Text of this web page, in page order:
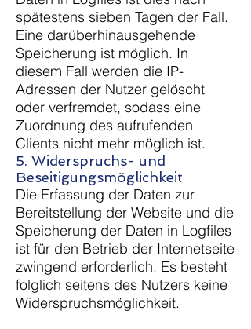
spätestens sieben Tagen der Fall.
Eine darüberhinausgehende
Speicherung ist möglich. In
diesem Fall werden die IP-
Adressen der Nutzer gelöscht
oder verfremdet, sodass eine
Zuordnung des aufrufenden
Clients nicht mehr möglich ist.
5. Widerspruchs- und
Beseitigungsmöglichkeit
Die Erfassung der Daten zur
Bereitstellung der Website und die
Speicherung der Daten in Logfiles
ist für den Betrieb der Internetseite
zwingend erforderlich. Es besteht
folglich seitens des Nutzers keine
Widerspruchsmöglichkeit.